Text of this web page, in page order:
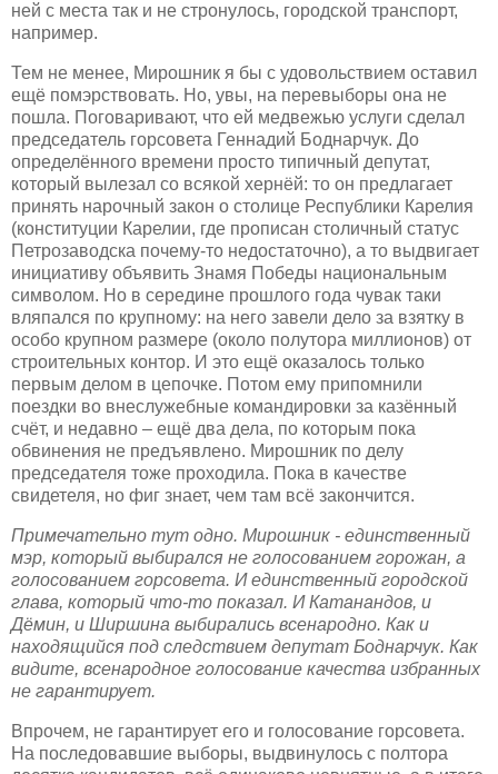
ней с места так и не стронулось, городской транспорт,
например.
Тем не менее, Мирошник я бы с удовольствием оставил
ещё помэрствовать. Но, увы, на перевыборы она не
пошла. Поговаривают, что ей медвежью услуги сделал
председатель горсовета Геннадий Боднарчук. До
определённого времени просто типичный депутат,
который вылезал со всякой хернёй: то он предлагает
принять нарочный закон о столице Республики Карелия
(конституции Карелии, где прописан столичный статус
Петрозаводска почему-то недостаточно), а то выдвигает
инициативу объявить Знамя Победы национальным
символом. Но в середине прошлого года чувак таки
вляпался по крупному: на него завели дело за взятку в
особо крупном размере (около полутора миллионов) от
строительных контор. И это ещё оказалось только
первым делом в цепочке. Потом ему припомнили
поездки во внеслужебные командировки за казённый
счёт, и недавно – ещё два дела, по которым пока
обвинения не предъявлено. Мирошник по делу
председателя тоже проходила. Пока в качестве
свидетеля, но фиг знает, чем там всё закончится.
Примечательно тут одно. Мирошник - единственный
мэр, который выбирался не голосованием горожан, а
голосованием горсовета. И единственный городской
глава, который что-то показал. И Катанандов, и
Дёмин, и Ширшина выбирались всенародно. Как и
находящийся под следствием депутат Боднарчук. Как
видите, всенародное голосование качества избранных
не гарантирует.
Впрочем, не гарантирует его и голосование горсовета.
На последовавшие выборы, выдвинулось с полтора